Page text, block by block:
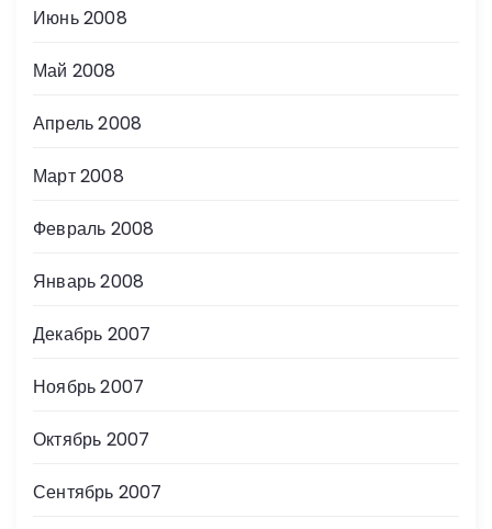
Июнь 2008
Май 2008
Апрель 2008
Март 2008
Февраль 2008
Январь 2008
Декабрь 2007
Ноябрь 2007
Октябрь 2007
Сентябрь 2007